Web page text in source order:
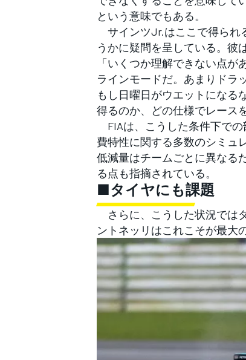
という意味でもある。
サインツJr.はここで得られ
うかに疑問を呈している。彼
「いくつか理解できない点
ラインモードだ。あまりドラ
もし日曜日がウエットになる
得るのか、どの仕様でレース
FIAは、こうした条件下で
費特性に関する多数のシミュ
低減量はチームごとに異なる
る点も指摘されている。
■タイヤにも課題
さらに、こうした状況では
ントネッリはこれこそが最大